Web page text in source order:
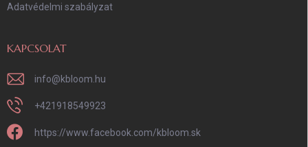
Adatvédelmi szabályzat
KAPCSOLAT
info@kbloom.hu
+421918549923
https://www.facebook.com/kbloom.sk